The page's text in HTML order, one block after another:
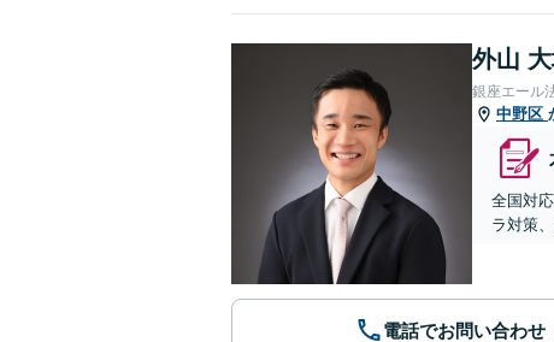
外山
銀座エール
中野区
全国対
ラ対策
電話でお問い合わせ